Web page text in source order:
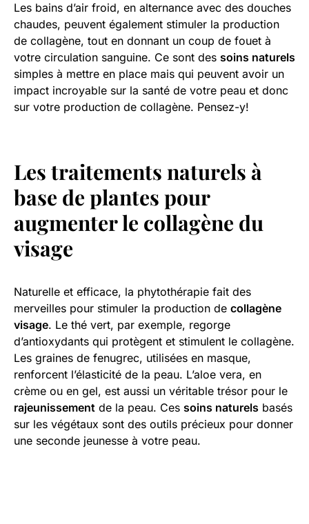
Les bains d’air froid, en alternance avec des douches
chaudes, peuvent également stimuler la production
de collagène, tout en donnant un coup de fouet à
votre circulation sanguine. Ce sont des soins naturels
simples à mettre en place mais qui peuvent avoir un
impact incroyable sur la santé de votre peau et donc
sur votre production de collagène. Pensez-y!
Les traitements naturels à
base de plantes pour
augmenter le collagène du
visage
Naturelle et efficace, la phytothérapie fait des
merveilles pour stimuler la production de collagène
visage. Le thé vert, par exemple, regorge
d’antioxydants qui protègent et stimulent le collagène.
Les graines de fenugrec, utilisées en masque,
renforcent l’élasticité de la peau. L’aloe vera, en
crème ou en gel, est aussi un véritable trésor pour le
rajeunissement de la peau. Ces soins naturels basés
sur les végétaux sont des outils précieux pour donner
une seconde jeunesse à votre peau.